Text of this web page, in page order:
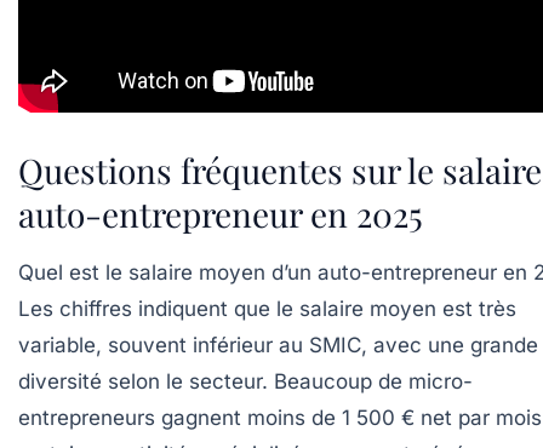
Questions fréquentes sur le salaire
auto-entrepreneur en 2025
Quel est le salaire moyen d’un auto-entrepreneur en
Les chiffres indiquent que le salaire moyen est très
variable, souvent inférieur au SMIC, avec une grande
diversité selon le secteur. Beaucoup de micro-
entrepreneurs gagnent moins de 1 500 € net par